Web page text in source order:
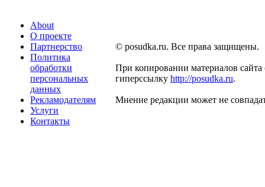
About
О проекте
Партнерство
Политика
обработки
персональных
данных
Рекламодателям
Услуги
Контакты
© posudka.ru. Все права защищены.
При копировании материалов сайта
гиперссылку http://posudka.ru.
Мнение редакции может не